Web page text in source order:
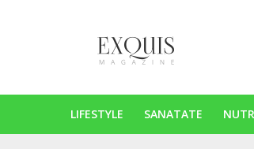
LIFESTYLE SANATATE